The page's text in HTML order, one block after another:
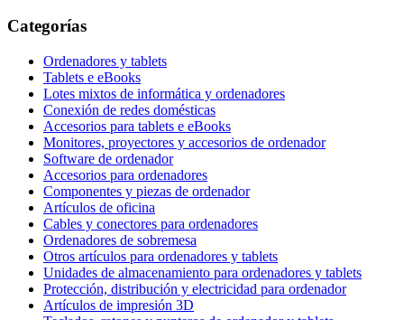
Categorías
Ordenadores y tablets
Tablets e eBooks
Lotes mixtos de informática y ordenadores
Conexión de redes domésticas
Accesorios para tablets e eBooks
Monitores, proyectores y accesorios de ordenador
Software de ordenador
Accesorios para ordenadores
Componentes y piezas de ordenador
Artículos de oficina
Cables y conectores para ordenadores
Ordenadores de sobremesa
Otros artículos para ordenadores y tablets
Unidades de almacenamiento para ordenadores y tablets
Protección, distribución y electricidad para ordenador
Artículos de impresión 3D